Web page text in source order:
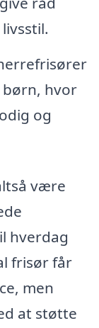
hvor
og
være
hverdag
frisør får
men
at støtte